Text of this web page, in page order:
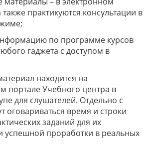
также практикуются консультации в
по программе курсов
гаджета с доступом в
находится на
портале Учебного центра в
для слушателей. Отдельно с
оговариваться время и строки
заданий для их
успешной проработки в реальных